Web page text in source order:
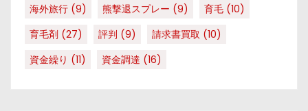
海外旅行 (9) 熊撃退スプレー (9) 育毛 (10)
育毛剤 (27) 評判 (9) 請求書買取 (10)
資金繰り (11) 資金調達 (16)